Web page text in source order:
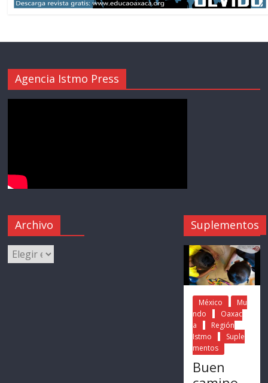
Agencia Istmo Press
Archivo Suplementos
México
Mu
ndo
Oaxac
a
Región
Istmo
Suple
mentos
Buen